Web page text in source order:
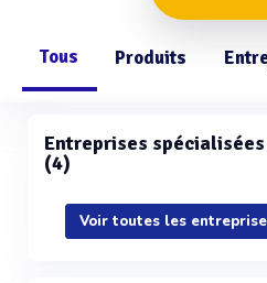
Tous Produits
Entreprises
(4)
Voir toutes les